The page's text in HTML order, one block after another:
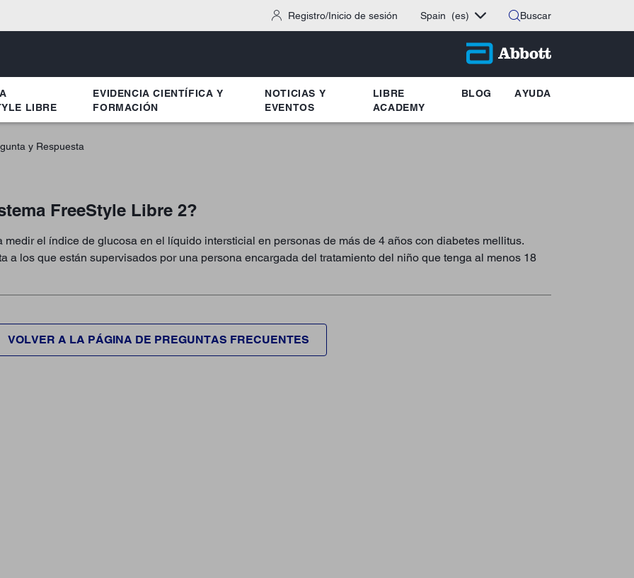
Registro/Inicio de sesión Spain (es) Buscar
LIBRE
EVIDENCIA CIENTÍFICA Y
FORMACIÓN
NOTICIAS Y
EVENTOS
LIBRE
ACADEMY
BLOG AYUDA
y Respuesta
FreeStyle Libre 2?
el índice de glucosa en el líquido intersticial en personas de más de 4 años con diabetes mellitus.
a los que están supervisados por una persona encargada del tratamiento del niño que tenga al menos 18
VOLVER A LA PÁGINA DE PREGUNTAS FRECUENTES